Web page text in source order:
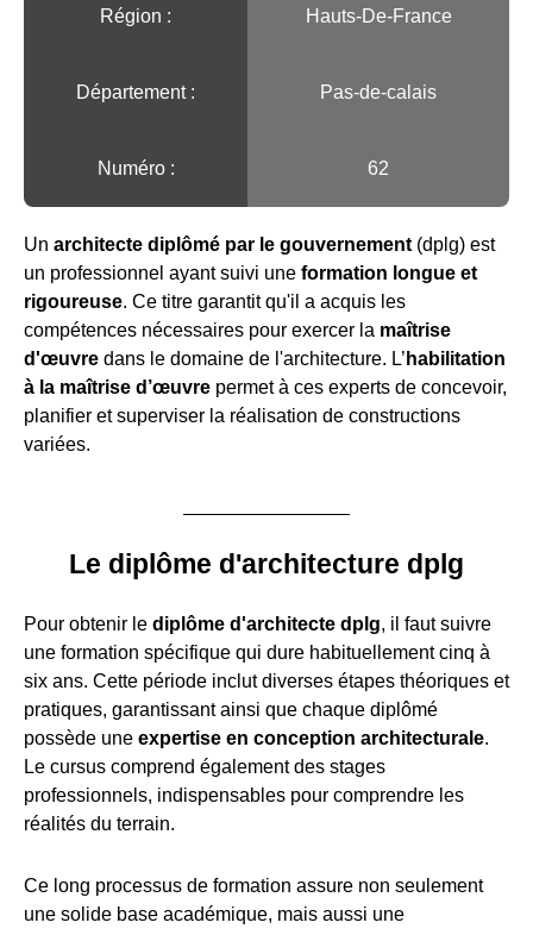
Région :️ Hauts-De-France
Département : Pas-de-calais
Numéro : 62
Un architecte diplômé par le gouvernement (dplg) est
un professionnel ayant suivi une formation longue et
rigoureuse. Ce titre garantit qu'il a acquis les
compétences nécessaires pour exercer la maîtrise
d'œuvre dans le domaine de l'architecture. L’ habilitation
à la maîtrise d’œuvre permet à ces experts de concevoir,
planifier et superviser la réalisation de constructions
variées.
Le diplôme d'architecture dplg
Pour obtenir le diplôme d'architecte dplg, il faut suivre
une formation spécifique qui dure habituellement cinq à
six ans. Cette période inclut diverses étapes théoriques et
pratiques, garantissant ainsi que chaque diplômé
possède une expertise en conception architecturale.
Le cursus comprend également des stages
professionnels, indispensables pour comprendre les
réalités du terrain.
Ce long processus de formation assure non seulement
une solide base académique, mais aussi une